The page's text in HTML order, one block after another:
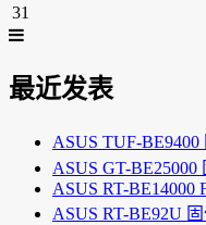
31
最近发表
ASUS TUF-BE9400
ASUS GT-BE25000
ASUS RT-BE14000
ASUS RT-BE92U